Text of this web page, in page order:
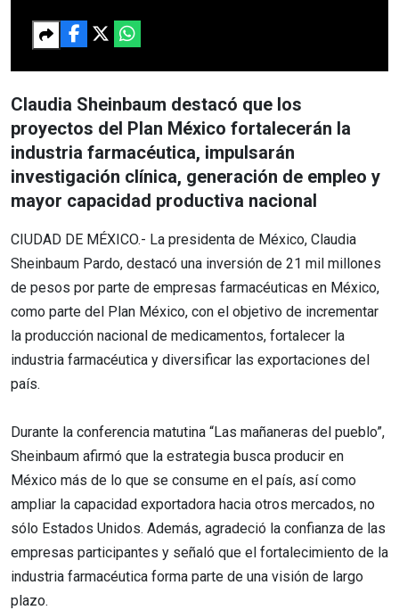
Claudia Sheinbaum destacó que los
proyectos del Plan México fortalecerán la
industria farmacéutica, impulsarán
investigación clínica, generación de empleo y
mayor capacidad productiva nacional
CIUDAD DE MÉXICO.- La presidenta de México, Claudia
Sheinbaum Pardo, destacó una inversión de 21 mil millones
de pesos por parte de empresas farmacéuticas en México,
como parte del Plan México, con el objetivo de incrementar
la producción nacional de medicamentos, fortalecer la
industria farmacéutica y diversificar las exportaciones del
país.
Durante la conferencia matutina “Las mañaneras del pueblo”,
Sheinbaum afirmó que la estrategia busca producir en
México más de lo que se consume en el país, así como
ampliar la capacidad exportadora hacia otros mercados, no
sólo Estados Unidos. Además, agradeció la confianza de las
empresas participantes y señaló que el fortalecimiento de la
industria farmacéutica forma parte de una visión de largo
plazo.